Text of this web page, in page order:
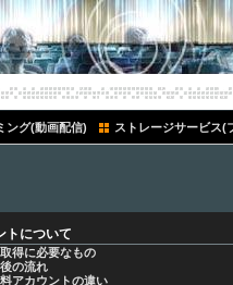
ング(動画配信) ストレージサービス(
トについて
得に必要なもの
の流れ
アカウントの違い